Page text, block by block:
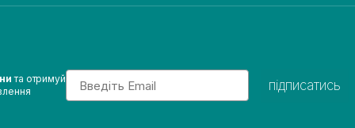
та отримуйEmail
підписатись